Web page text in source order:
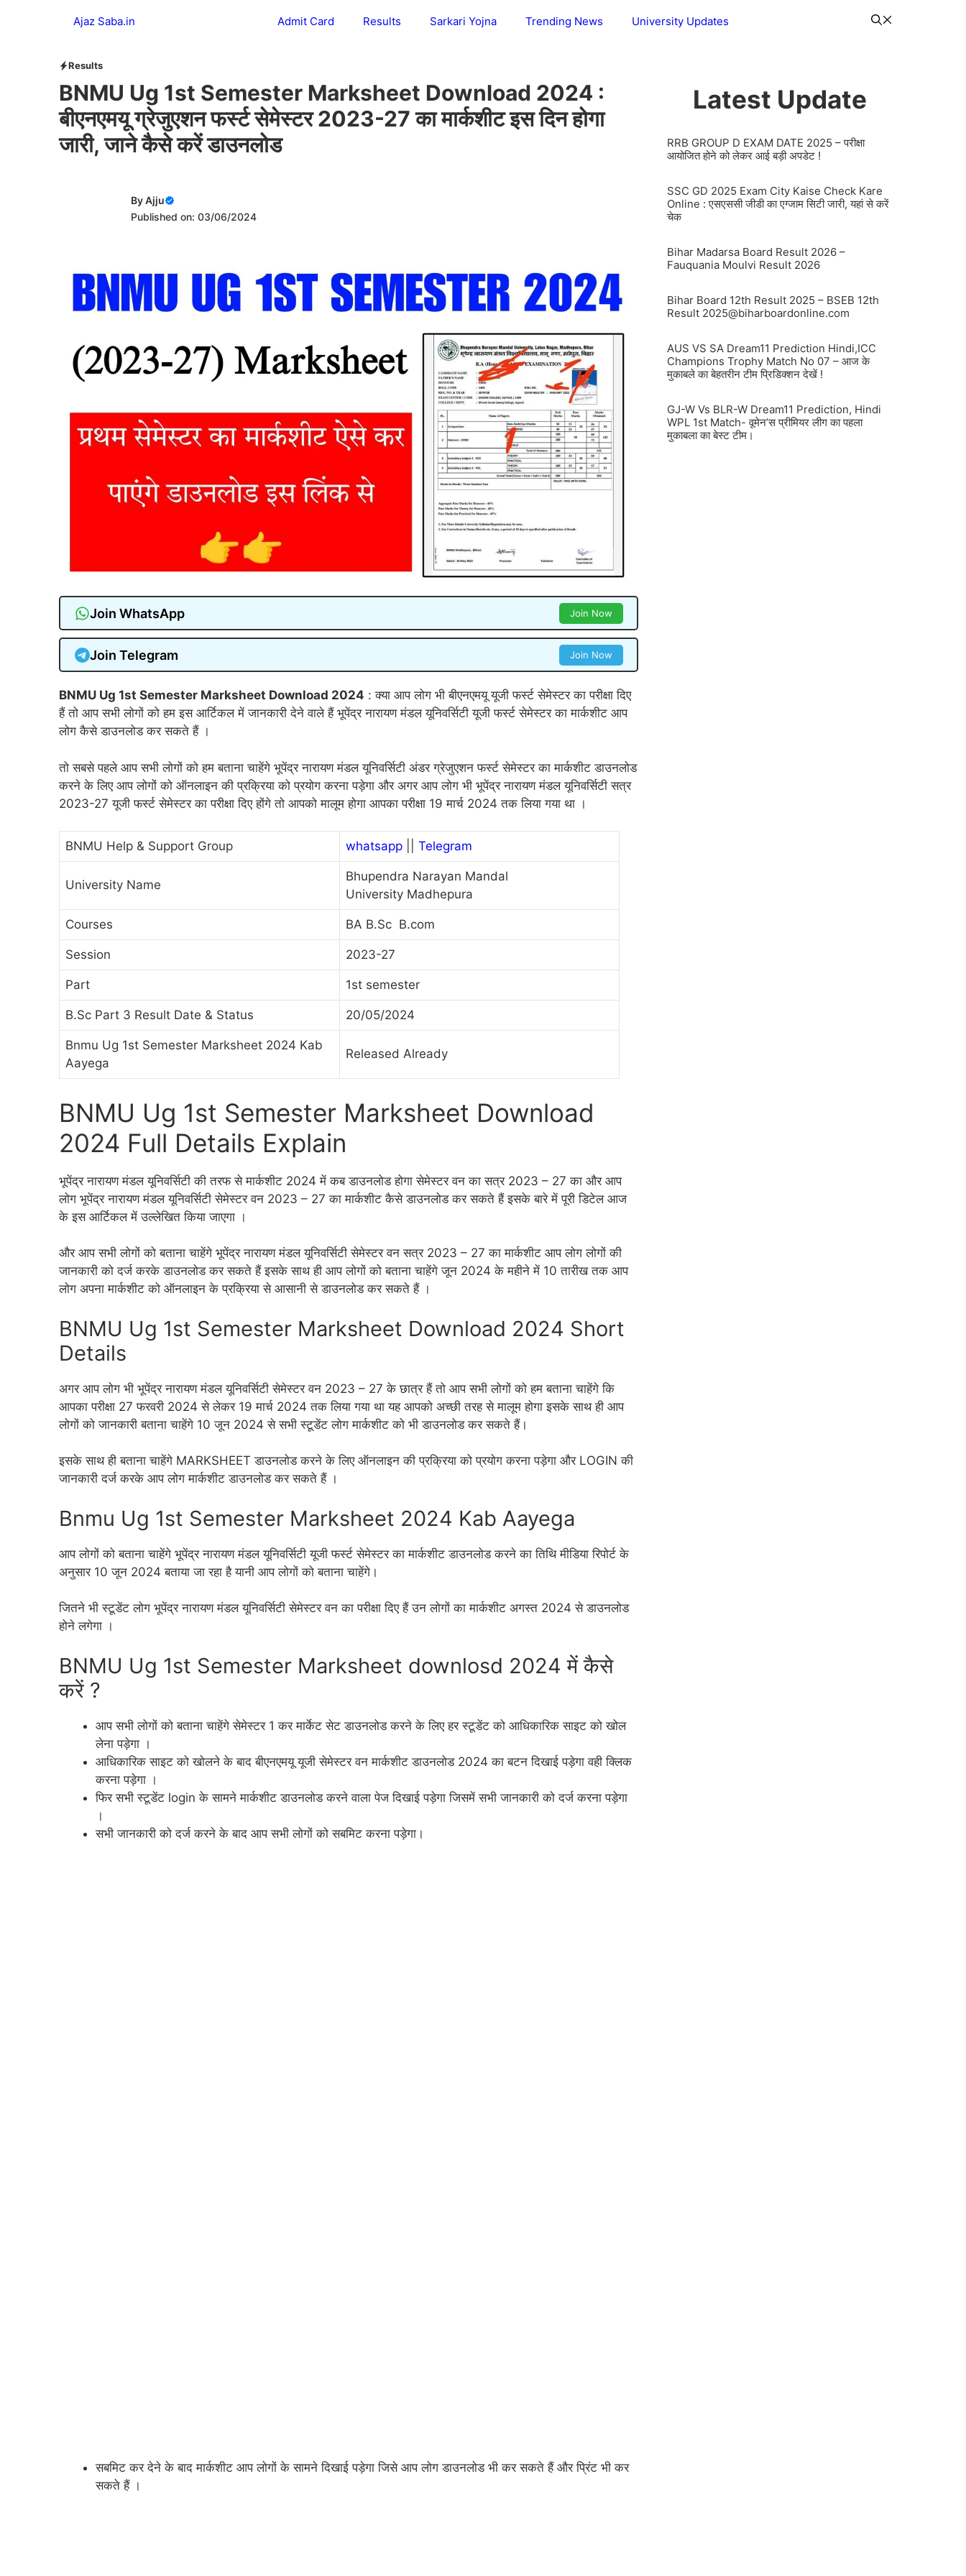
Ajaz Saba.in Admit Card Results Sarkari Yojna Trending News University Updates
Results
BNMU Ug 1st Semester Marksheet Download 2024 :
बीएनएमयू ग्रेजुएशन फर्स्ट सेमेस्टर 2023-27 का मार्कशीट इस दिन होगा
जारी, जाने कैसे करें डाउनलोड
ByAjju
Published on: 03/06/2024
Join WhatsApp Join Now
Join Telegram Join Now
BNMU Ug 1st Semester Marksheet Download 2024 : क्या आप लोग भी बीएनएमयू यूजी फर्स्ट सेमेस्टर का परीक्षा दिए
हैं तो आप सभी लोगों को हम इस आर्टिकल में जानकारी देने वाले हैं भूपेंद्र नारायण मंडल यूनिवर्सिटी यूजी फर्स्ट सेमेस्टर का मार्कशीट आप
लोग कैसे डाउनलोड कर सकते हैं ।
तो सबसे पहले आप सभी लोगों को हम बताना चाहेंगे भूपेंद्र नारायण मंडल यूनिवर्सिटी अंडर ग्रेजुएशन फर्स्ट सेमेस्टर का मार्कशीट डाउनलोड
करने के लिए आप लोगों को ऑनलाइन की प्रक्रिया को प्रयोग करना पड़ेगा और अगर आप लोग भी भूपेंद्र नारायण मंडल यूनिवर्सिटी सत्र
2023-27 यूजी फर्स्ट सेमेस्टर का परीक्षा दिए होंगे तो आपको मालूम होगा आपका परीक्षा 19 मार्च 2024 तक लिया गया था ।
BNMU Help & Support Group whatsapp Telegram
University Name
Bhupendra Narayan Mandal
University Madhepura
Courses BA B.Sc B.com
Session 2023-27
Part 1st semester
B.Sc Part 3 Result Date & Status 20/05/2024
Bnmu Ug 1st Semester Marksheet 2024 Kab
Aayega
Released Already
BNMU Ug 1st Semester Marksheet Download
2024 Full Details Explain
भूपेंद्र नारायण मंडल यूनिवर्सिटी की तरफ से मार्कशीट 2024 में कब डाउनलोड होगा सेमेस्टर वन का सत्र 2023 – 27 का और आप
लोग भूपेंद्र नारायण मंडल यूनिवर्सिटी सेमेस्टर वन 2023 – 27 का मार्कशीट कैसे डाउनलोड कर सकते हैं इसके बारे में पूरी डिटेल आज
के इस आर्टिकल में उल्लेखित किया जाएगा ।
और आप सभी लोगों को बताना चाहेंगे भूपेंद्र नारायण मंडल यूनिवर्सिटी सेमेस्टर वन सत्र 2023 – 27 का मार्कशीट आप लोग लोगों की
जानकारी को दर्ज करके डाउनलोड कर सकते हैं इसके साथ ही आप लोगों को बताना चाहेंगे जून 2024 के महीने में 10 तारीख तक आप
लोग अपना मार्कशीट को ऑनलाइन के प्रक्रिया से आसानी से डाउनलोड कर सकते हैं ।
BNMU Ug 1st Semester Marksheet Download 2024 Short
Details
अगर आप लोग भी भूपेंद्र नारायण मंडल यूनिवर्सिटी सेमेस्टर वन 2023 – 27 के छात्र हैं तो आप सभी लोगों को हम बताना चाहेंगे कि
आपका परीक्षा 27 फरवरी 2024 से लेकर 19 मार्च 2024 तक लिया गया था यह आपको अच्छी तरह से मालूम होगा इसके साथ ही आप
लोगों को जानकारी बताना चाहेंगे 10 जून 2024 से सभी स्टूडेंट लोग मार्कशीट को भी डाउनलोड कर सकते हैं।
इसके साथ ही बताना चाहेंगे MARKSHEET डाउनलोड करने के लिए ऑनलाइन की प्रक्रिया को प्रयोग करना पड़ेगा और LOGIN की
जानकारी दर्ज करके आप लोग मार्कशीट डाउनलोड कर सकते हैं ।
Bnmu Ug 1st Semester Marksheet 2024 Kab Aayega
आप लोगों को बताना चाहेंगे भूपेंद्र नारायण मंडल यूनिवर्सिटी यूजी फर्स्ट सेमेस्टर का मार्कशीट डाउनलोड करने का तिथि मीडिया रिपोर्ट के
अनुसार 10 जून 2024 बताया जा रहा है यानी आप लोगों को बताना चाहेंगे।
जितने भी स्टूडेंट लोग भूपेंद्र नारायण मंडल यूनिवर्सिटी सेमेस्टर वन का परीक्षा दिए हैं उन लोगों का मार्कशीट अगस्त 2024 से डाउनलोड
होने लगेगा ।
BNMU Ug 1st Semester Marksheet downlosd 2024 में कैसे
करें ?
आप सभी लोगों को बताना चाहेंगे सेमेस्टर 1 कर मार्केट सेट डाउनलोड करने के लिए हर स्टूडेंट को आधिकारिक साइट को खोल
लेना पड़ेगा ।
आधिकारिक साइट को खोलने के बाद बीएनएमयू यूजी सेमेस्टर वन मार्कशीट डाउनलोड 2024 का बटन दिखाई पड़ेगा वही क्लिक
करना पड़ेगा ।
फिर सभी स्टूडेंट login के सामने मार्कशीट डाउनलोड करने वाला पेज दिखाई पड़ेगा जिसमें सभी जानकारी को दर्ज करना पड़ेगा
।
सभी जानकारी को दर्ज करने के बाद आप सभी लोगों को सबमिट करना पड़ेगा।
सबमिट कर देने के बाद मार्कशीट आप लोगों के सामने दिखाई पड़ेगा जिसे आप लोग डाउनलोड भी कर सकते हैं और प्रिंट भी कर
सकते हैं ।
Latest Update
RRB GROUP D EXAM DATE 2025 – परीक्षा
आयोजित होने को लेकर आई बड़ी अपडेट !
SSC GD 2025 Exam City Kaise Check Kare
Online : एसएससी जीडी का एग्जाम सिटी जारी, यहां से करें
चेक
Bihar Madarsa Board Result 2026 –
Fauquania Moulvi Result 2026
Bihar Board 12th Result 2025 – BSEB 12th
Result 2025@biharboardonline.com
AUS VS SA Dream11 Prediction Hindi,ICC
Champions Trophy Match No 07 – आज के
मुकाबले का बेहतरीन टीम प्रिडिक्शन देखें !
GJ-W Vs BLR-W Dream11 Prediction, Hindi
WPL 1st Match- वूमेन’स प्रीमियर लीग का पहला
मुकाबला का बेस्ट टीम।